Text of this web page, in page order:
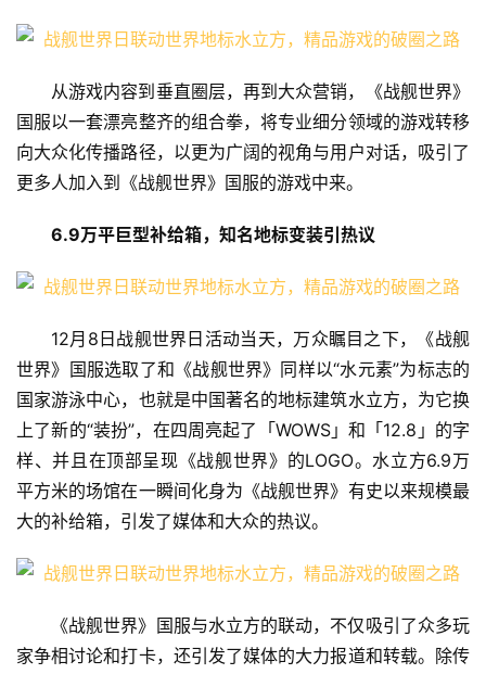
从游戏内容到垂直圈层，再到大众营销，《战舰世界》
国服以一套漂亮整齐的组合拳，将专业细分领域的游戏转移
向大众化传播路径，以更为广阔的视角与用户对话，吸引了
更多人加入到《战舰世界》国服的游戏中来。
6.9万平 巨型补给箱，知名地标变装引热议
12月8日战舰世界日活动当天，万众瞩目之下，《战舰
世界》国服选取了和《战舰世界》同样以“水元素”为标志的
国家游泳中心，也就是中国著名的地标建筑水立方，为它换
上了新的“装扮”，在四周亮起了「WOWS」和「12.8」的字
样、并且在顶部呈现《战舰世界》的LOGO。水立方6.9万
平方米的场馆在一瞬间化身为《战舰世界》有史以来规模最
大的补给箱，引发了媒体和大众的热议。
《战舰世界》国服与水立方的联动，不仅吸引了众多玩
家争相讨论和打卡，还引发了媒体的大力报道和转载。除传